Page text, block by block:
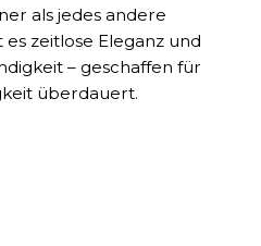
als jedes andere
zeitlose Eleganz und
– geschaffen für
überdauert.